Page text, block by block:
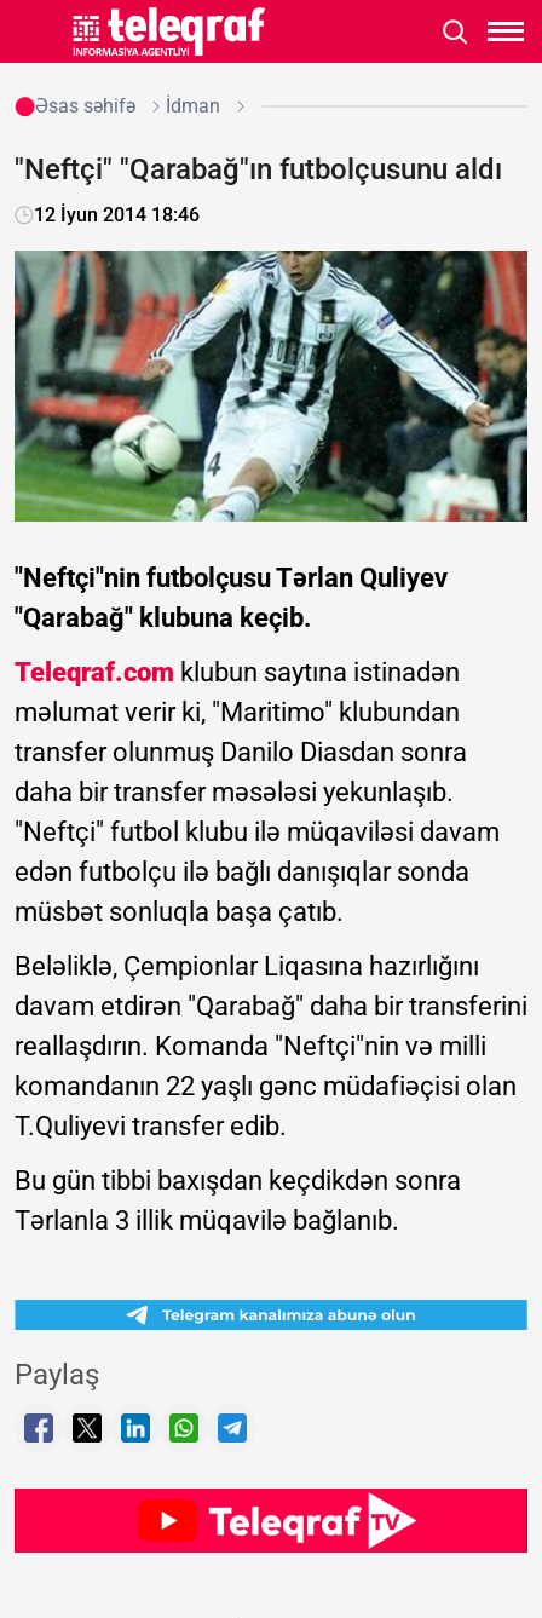
Əsas səhifə İdman
"Neftçi" "Qarabağ"ın futbolçusunu aldı
12 İyun 2014 18:46
"Neftçi"nin futbolçusu Tərlan Quliyev
"Qarabağ" klubuna keçib.
Teleqraf.com klubun saytına istinadən
məlumat verir ki, "Maritimo" klubundan
transfer olunmuş Danilo Diasdan sonra
daha bir transfer məsələsi yekunlaşıb.
"Neftçi" futbol klubu ilə müqaviləsi davam
edən futbolçu ilə bağlı danışıqlar sonda
müsbət sonluqla başa çatıb.
Beləliklə, Çempionlar Liqasına hazırlığını
davam etdirən "Qarabağ" daha bir transferini
reallaşdırın. Komanda "Neftçi"nin və milli
komandanın 22 yaşlı gənc müdafiəçisi olan
T.Quliyevi transfer edib.
Bu gün tibbi baxışdan keçdikdən sonra
Tərlanla 3 illik müqavilə bağlanıb.
Paylaş